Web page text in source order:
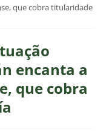
que cobra titularidade
encanta a
que cobra